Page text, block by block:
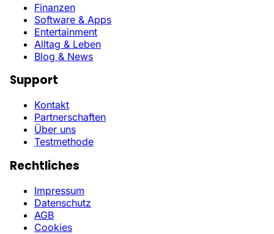
Finanzen
Software & Apps
Entertainment
Alltag & Leben
Blog & News
Support
Kontakt
Partnerschaften
Über uns
Testmethode
Rechtliches
Impressum
Datenschutz
AGB
Cookies